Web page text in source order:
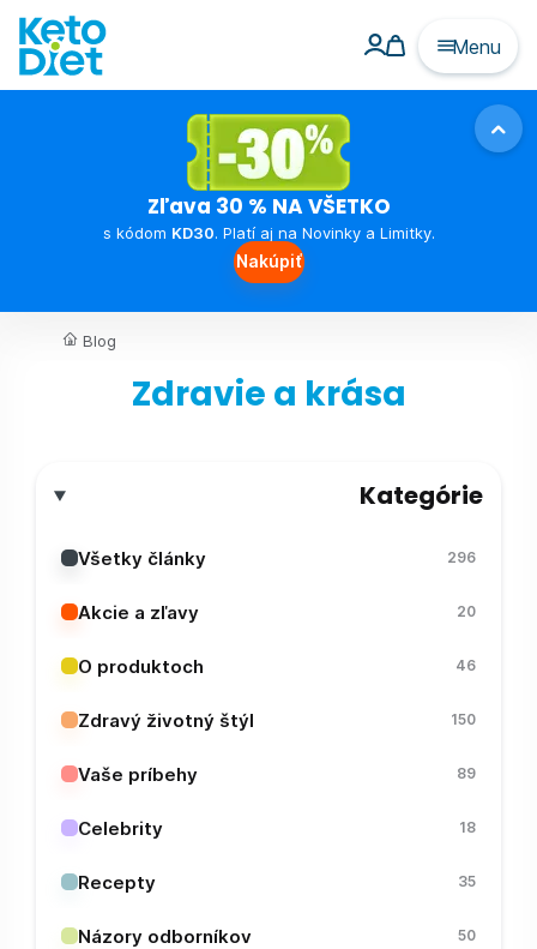
Menu
Zľava 30 % NA VŠETKO
s kódom KD30. Platí aj na Novinky a Limitky.
Nakúpiť
Blog
Zdravie a krása
Kategórie
Všetky články 296
Akcie a zľavy 20
O produktoch 46
Zdravý životný štýl 150
Vaše príbehy 89
Celebrity 18
Recepty 35
Názory odborníkov 50